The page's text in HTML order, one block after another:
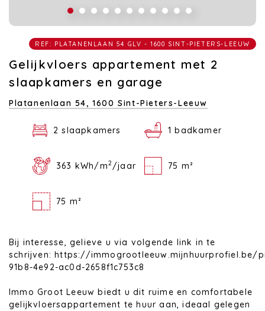
REF: PLATANENLAAN 54 GLV - 1600 SINT-PIETERS-LEEUW
Gelijkvloers appartement met 2
slaapkamers en garage
Platanenlaan 54,1600 Sint-Pieters-Leeuw
2 slaapkamers 1 badkamer
363 kWh/m2 /jaar 75 m²
75 m²
Bij interesse, gelieve u via volgende link in te
schrijven: https://immogrootleeuw.mijnhuurprofiel.be/
91b8-4e92-ac0d-2658f1c753c8
Immo Groot Leeuw biedt u dit ruime en comfortabele
gelijkvloersappartement te huur aan, ideaal gelegen